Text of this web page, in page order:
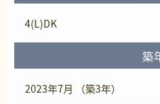
4(L)DK
築
2023年7月 （築3年）